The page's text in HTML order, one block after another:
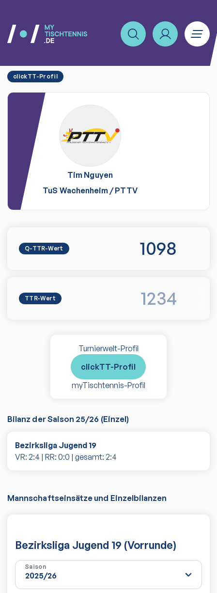
clickTT-Profil
Tim Nguyen
TuS Wachenheim /PTTV
Q-TTR-Wert 1098
TTR-Wert 1234
Turnierwelt-Profil
clickTT-Profil
myTischtennis-Profil
Bilanz der Saison 25/26 (Einzel)
Bezirksliga Jugend 19
VR: 2:4 | RR: 0:0 | gesamt: 2:4
Mannschaftseinsätze und Einzelbilanzen
Bezirksliga Jugend 19 (Vorrunde)
Saison